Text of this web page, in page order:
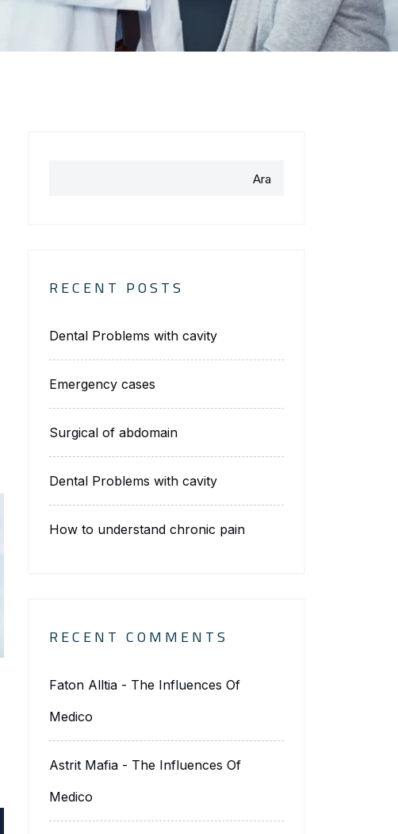
Ara
RECENT POSTS
Dental Problems with cavity
Emergency cases
Surgical of abdomain
Dental Problems with cavity
How to understand chronic pain
RECENT COMMENTS
Faton Alltia - The Influences Of
Medico
Astrit Mafia - The Influences Of
Medico